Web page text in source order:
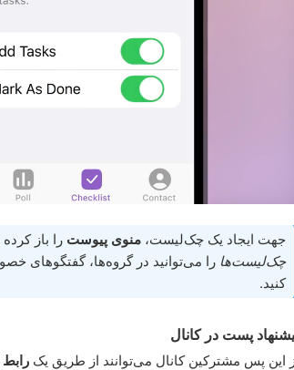
جهت ایجاد یک چک‌لیست، منوی پیوست را باز
چک‌لیست‌ها را می‌توانید در گروه‌ها، گفتگوهای
کنید.
پست در کانال
این پس مشترکین کانال می‌توانند از طریق یک